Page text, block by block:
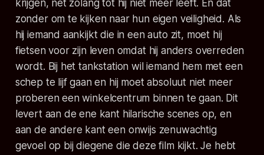
krijgen, net zolang tot hij niet meer leeft. En dat
zonder om te kijken naar hun eigen veiligheid. Als
hij iemand aankijkt die in een auto zit, moet hij
fietsen voor zijn leven omdat hij anders overreden
wordt. Bij het tankstation wil iemand hem met een
schep te lijf gaan en hij moet absoluut niet meer
proberen een winkelcentrum binnen te gaan. Dit
levert aan de ene kant hilarische scenes op, en
aan de andere kant een onwijs zenuwachtig
gevoel op bij diegene die deze film kijkt. Je hebt